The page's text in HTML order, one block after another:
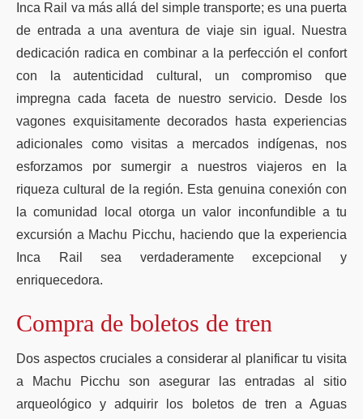
Inca Rail va más allá del simple transporte; es una puerta
de entrada a una aventura de viaje sin igual. Nuestra
dedicación radica en combinar a la perfección el confort
con la autenticidad cultural, un compromiso que
impregna cada faceta de nuestro servicio. Desde los
vagones exquisitamente decorados hasta experiencias
adicionales como visitas a mercados indígenas, nos
esforzamos por sumergir a nuestros viajeros en la
riqueza cultural de la región. Esta genuina conexión con
la comunidad local otorga un valor inconfundible a tu
excursión a Machu Picchu, haciendo que la experiencia
Inca Rail sea verdaderamente excepcional y
enriquecedora.
Compra de boletos de tren
Dos aspectos cruciales a considerar al planificar tu visita
a Machu Picchu son asegurar las entradas al sitio
arqueológico y adquirir los boletos de tren a Aguas